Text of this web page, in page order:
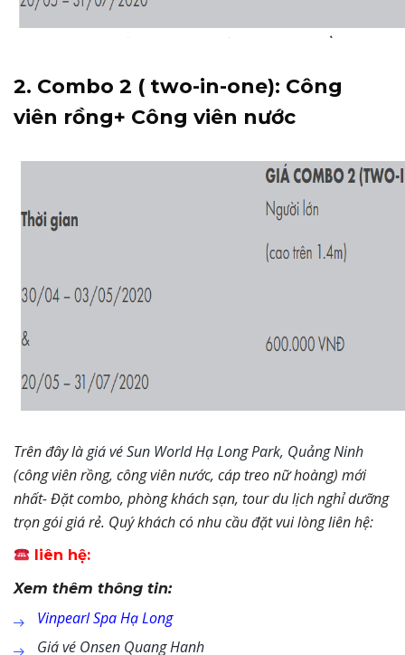
2. Combo 2 ( two-in-one): Công
viên rồng+ Công viên nước
Trên đây làgiá vé Sun World Hạ Long Park, Quảng Ninh
(công viên rồng, công viên nước, cáp treo nữ hoàng) mới
nhất- Đặt combo, phòng khách sạn, tour du lịch nghỉ dưỡng
trọn gói giá rẻ. Quý khách có nhu cầu đặt vui lòng liên hệ:
liên hệ:
Xem thêm thông tin:
Vinpearl Spa Hạ Long
Giá vé Onsen Quang Hanh